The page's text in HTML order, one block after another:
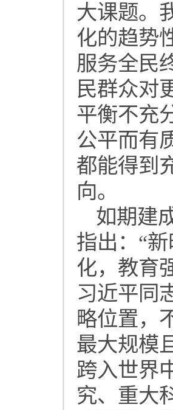
大课题。
化的趋势
服务全民
民群众对
平衡不充
公平而有
都能得到
向。
如期建
指出：“
化，教育
习近平同
略位置，
最大规模
跨入世界
究、重大